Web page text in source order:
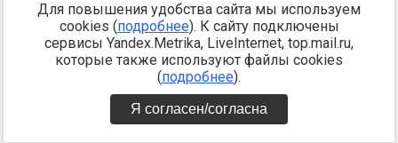
Для повышения удобства сайта мы используем
cookies (подробнее). К сайту подключены
сервисы Yandex.Metrika, LiveInternet, top.mail.ru,
которые также используют файлы cookies
(подробнее).
Я согласен/согласна